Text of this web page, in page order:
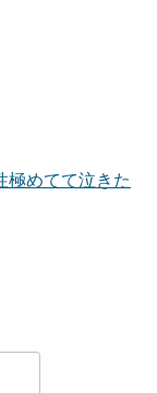
極めてて泣きた